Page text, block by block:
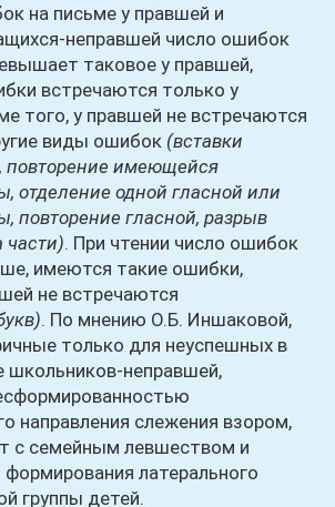
на письме у правшей и
неправшей число ошибок
таковое у правшей,
встречаются только у
того, у правшей не встречаются
виды ошибок (вставки
повторение имеющейся
отделение одной гласной или
повторение гласной, разрыв
части). При чтении число ошибок
имеются такие ошибки,
не встречаются
. По мнению О.Б. Иншаковой,
только для неуспешных в
школьников-неправшей,
направления слежения взором,
с семейным левшеством и
латерального
группы детей.